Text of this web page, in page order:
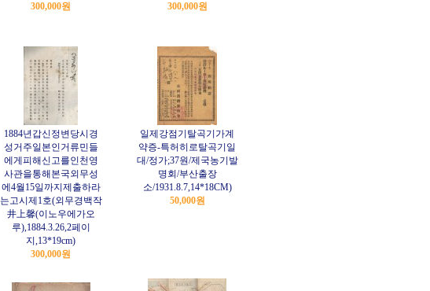
300,000원
300,000원
1884년갑신정변당시경
성거주일본인거류민들
에게피해신고를인천영
사관을통해본국외무성
에4월15일까지제출하라
는고시제1호(외무경백작
井上馨(이노우에가오
루),1884.3.26,2페이
지,13*19cm)
300,000원
일제강점기탈곡기가계
약증-특허히로탈곡기일
대/정가;37원/제국농기발
명회/부산출장
소/1931.8.7,14*18CM)
50,000원